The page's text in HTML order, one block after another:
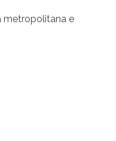
metropolitana e